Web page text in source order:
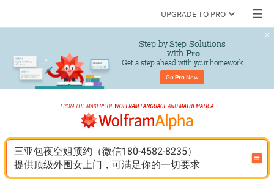
UPGRADE TO PRO
Step-by-Step Solutions
with Pro
Get a step ahead with your homework
Go Pro Now
三亚包夜空姐预约（微信180-4582-8235）
提供顶级外围女上门，可满足你的一切要求